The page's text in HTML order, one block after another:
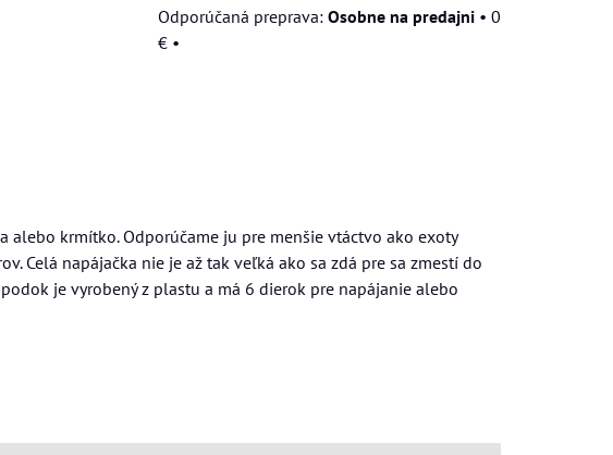
Osobne na predajni • 0
€ •
krmítko. Odporúčame ju pre menšie vtáctvo ako exoty
Celá napájačka nie je až tak veľká ako sa zdá pre sa zmestí do
je vyrobený z plastu a má 6 dierok pre napájanie alebo